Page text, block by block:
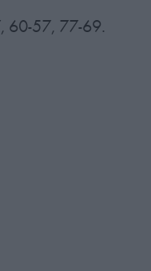
60-57, 77-69.